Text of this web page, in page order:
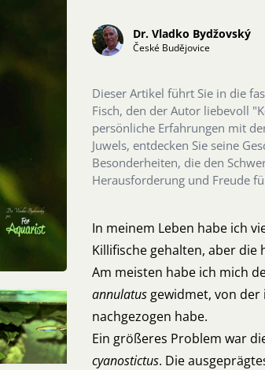
Dr. Vladko Bydžovský
České Budějovice
Dieser Artikel führt Sie in die
Fisch, den der Autor liebevoll
persönliche Erfahrungen mit
Juwels, entdecken Sie seine
Besonderheiten, die den
Herausforderung und Freude
In meinem Leben habe ich
Killifische gehalten, aber die
Am meisten habe ich mich
annulatus gewidmet, von der
nachgezogen habe.
Ein größeres Problem war
cyanostictus. Die